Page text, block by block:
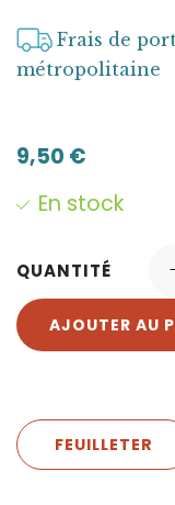
Frais de
métropolitaine
9,50 €
En stock
QUANTITÉ
AJOUTER AU
FEUILLETER